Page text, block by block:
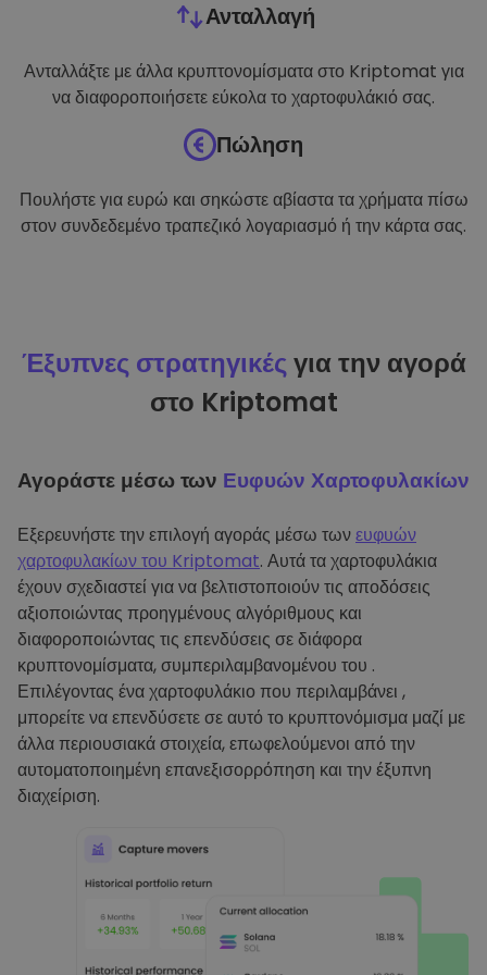
Ανταλλαγή
Ανταλλάξτε με άλλα κρυπτονομίσματα στο Kriptomat για
να διαφοροποιήσετε εύκολα το χαρτοφυλάκιό σας.
Πώληση
Πουλήστε για ευρώ και σηκώστε αβίαστα τα χρήματα πίσω
στον συνδεδεμένο τραπεζικό λογαριασμό ή την κάρτα σας.
Έξυπνες στρατηγικέςγια την αγορά
στο Kriptomat
Αγοράστε μέσω των Ευφυών Χαρτοφυλακίων
Εξερευνήστε την επιλογή αγοράς μέσω τωνευφυών
χαρτοφυλακίων του Kriptomat. Αυτά τα χαρτοφυλάκια
έχουν σχεδιαστεί για να βελτιστοποιούν τις αποδόσεις
αξιοποιώντας προηγμένους αλγόριθμους και
διαφοροποιώντας τις επενδύσεις σε διάφορα
κρυπτονομίσματα, συμπεριλαμβανομένου του .
Επιλέγοντας ένα χαρτοφυλάκιο που περιλαμβάνει ,
μπορείτε να επενδύσετε σε αυτό το κρυπτονόμισμα μαζί με
άλλα περιουσιακά στοιχεία, επωφελούμενοι από την
αυτοματοποιημένη επανεξισορρόπηση και την έξυπνη
διαχείριση.